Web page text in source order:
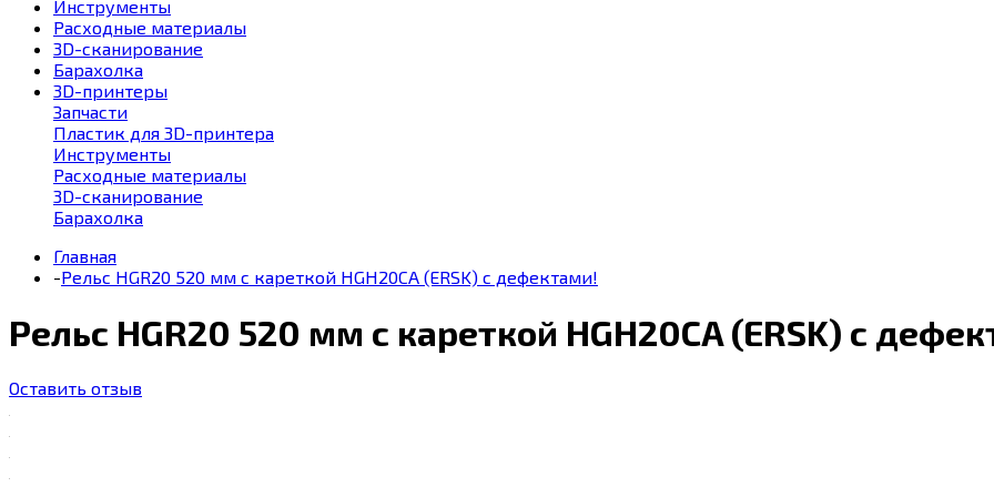
Инструменты
Расходные материалы
3D-сканирование
Барахолка
3D-принтеры
Запчасти
Пластик для 3D-принтера
Инструменты
Расходные материалы
3D-сканирование
Барахолка
Главная
-Рельс HGR20 520 мм с кареткой HGH20CA (ERSK) с дефектами!
Рельс HGR20 520 мм с кареткой HGH20CA (ERSK) с
Оставить отзыв